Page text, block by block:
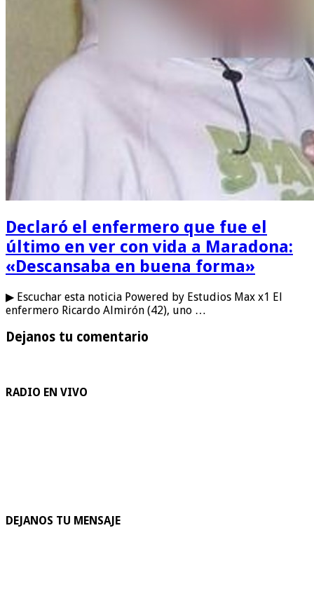
Declaró el enfermero que fue el
último en ver con vida a Maradona:
«Descansaba en buena forma»
▶ Escuchar esta noticia Powered by Estudios Max x1 El
enfermero Ricardo Almirón (42), uno …
Dejanos tu comentario
RADIO EN VIVO
DEJANOS TU MENSAJE